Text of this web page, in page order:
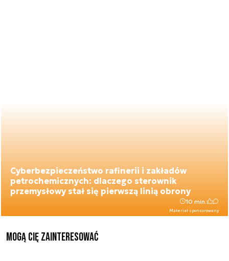
Cyberbezpieczeństwo rafinerii i zakładów
petrochemicznych: dlaczego sterownik
przemysłowy stał się pierwszą linią obrony
Materiał sponsorowany
10 min.
Mogą Cię zainteresować